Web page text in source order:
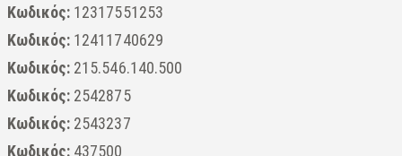
Κωδικός: 12317551253
Κωδικός: 12411740629
Κωδικός: 215.546.140.500
Κωδικός: 2542875
Κωδικός: 2543237
Κωδικός: 437500